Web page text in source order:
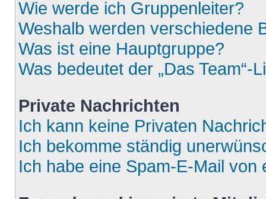
Wie werde ich Gruppenleiter?
Weshalb werden verschiedene
Was ist eine Hauptgruppe?
Was bedeutet der „Das Team“-
Private Nachrichten
Ich kann keine Privaten
Ich bekomme ständig
Ich habe eine Spam-E-Mail